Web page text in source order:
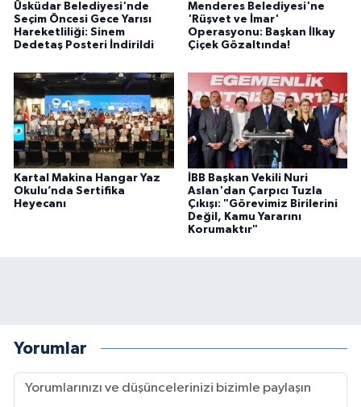
Üsküdar Belediyesi'nde
Seçim Öncesi Gece Yarısı
Hareketliliği: Sinem
Dedetaş Posteri İndirildi
Menderes Belediyesi'ne
'Rüşvet ve İmar'
Operasyonu: Başkan İlkay
Çiçek Gözaltında!
Kartal Makina Hangar Yaz
Okulu’nda Sertifika
Heyecanı
İBB Başkan Vekili Nuri
Aslan'dan Çarpıcı Tuzla
Çıkışı: "Görevimiz Birilerini
Değil, Kamu Yararını
Korumaktır"
Yorumlar